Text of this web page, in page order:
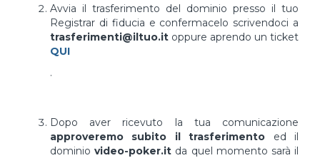
Avvia il trasferimento del dominio presso il tuo
Registrar di fiducia e confermacelo scrivendoci a
trasferimenti@iltuo.it oppure aprendo un ticket
QUI
.
Dopo aver ricevuto la tua comunicazione
approveremo subito il trasferimento ed il
dominiovideo-poker.it da quel momento sarà il